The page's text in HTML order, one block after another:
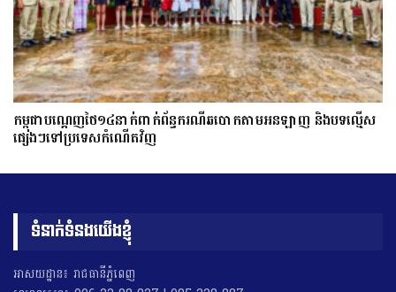
កម្ពុជាបណ្ដេញថៃ១៤នាក់ពាក់ព័ន្ធករណីឆបោកតាមអនឡាញ និងបទល្មើស
ផ្សេងៗទៅប្រទេសកំណើតវិញ
ទំនាក់ទំនងយើងខ្ញុំ
អាសយដ្ឋាន៖ រាជធានីភ្នំពេញ